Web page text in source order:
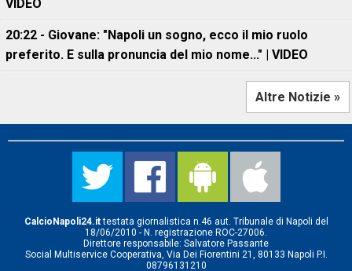
VIDEO
20:22 - Giovane: "Napoli un sogno, ecco il mio ruolo
preferito. E sulla pronuncia del mio nome..." | VIDEO
Altre Notizie »
CalcioNapoli24.ittestata giornalistica n.46 aut. Tribunale di Napoli del
18/06/2010 - N. registrazione ROC-27006.
Direttore responsabile: Salvatore Passante
Social Multiservice Cooperativa, Via Dei Fiorentini 21, 80133 Napoli P.I.
08796131210